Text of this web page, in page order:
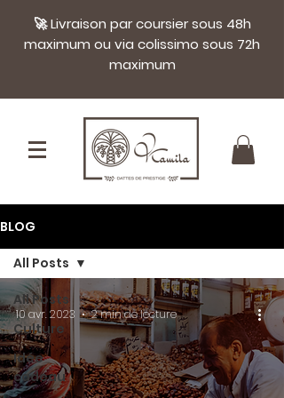
🚀 Livraison par coursier sous 48h
maximum ou via colissimo sous 72h
maximum
BLOG
All Posts
Culture
Idée
cadeau
All Posts
10 avr. 2023 2 min de lecture